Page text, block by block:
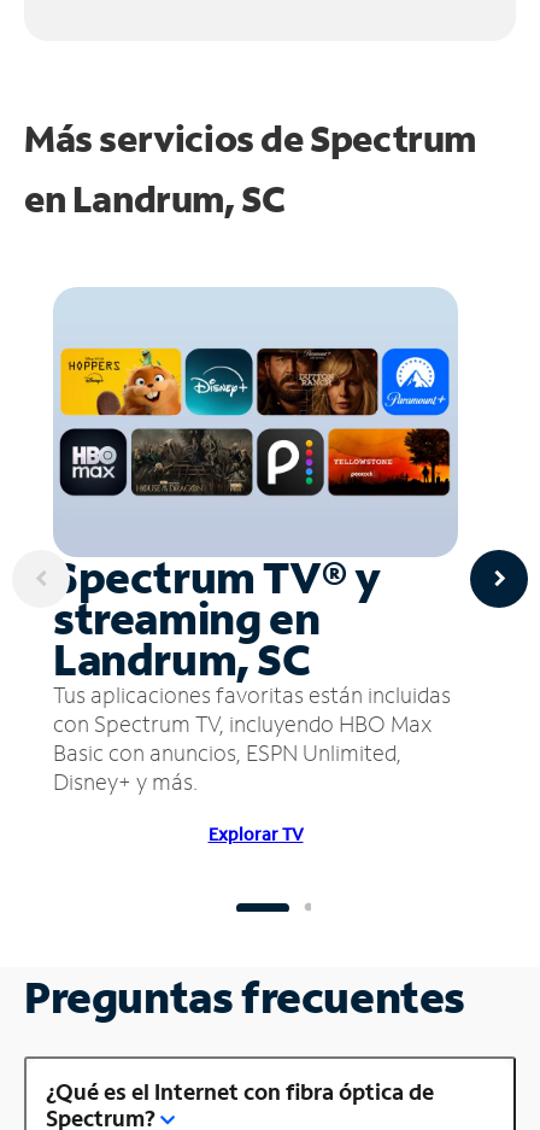
Más servicios de Spectrum
en Landrum, SC
Spectrum TV® y
streaming en
Landrum, SC
Tus aplicaciones favoritas están incluidas
con Spectrum TV, incluyendo HBO Max
Basic con anuncios, ESPN Unlimited,
Disney+ y más.
Explorar TV
Preguntas frecuentes
¿Qué es el Internet con fibra óptica de
Spectrum?